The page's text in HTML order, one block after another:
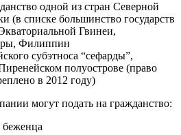
одной из стран Северной
списке большинство государств
Гвинеи,
Филиппин
субэтноса “сефарды”,
полуострове (право
в 2012 году)
могут подать на гражданство:
беженца